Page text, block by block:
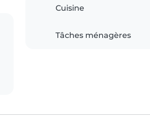
Cuisine
Tâches ménagères